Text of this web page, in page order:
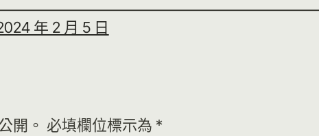
年 2 月 5 日
開。 必填欄位標示為 *